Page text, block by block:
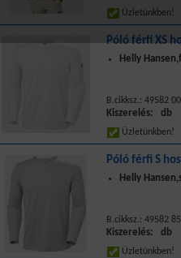
Üzletünkben!
Póló férfi XS
Helly
B.cikksz.: 49582
Kiszerelés: db
Üzletünkben!
Póló férfi S
Helly
B.cikksz.: 49582
Kiszerelés: db
Üzletünkben!